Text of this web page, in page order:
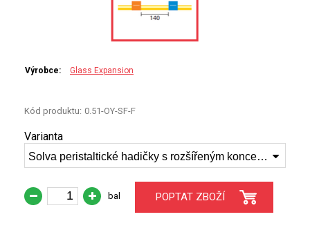
SPECIÁLNÍ APLIKACE
APLIKACE CETAC
XRF
Výrobce: Glass Expansion
Kód produktu: 0.51-OY-SF-F
Varianta
Solva peristaltické hadičky s rozšířeným koncem, 2 zarážky, 140 mm, 0.51mm ID oranžová/žlutá 0.51-OY-SF-F
bal POPTAT ZBOŽÍ